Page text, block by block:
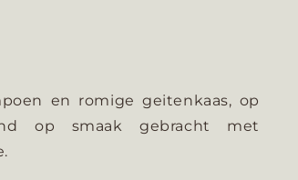
en romige geitenkaas, op
op smaak gebracht met